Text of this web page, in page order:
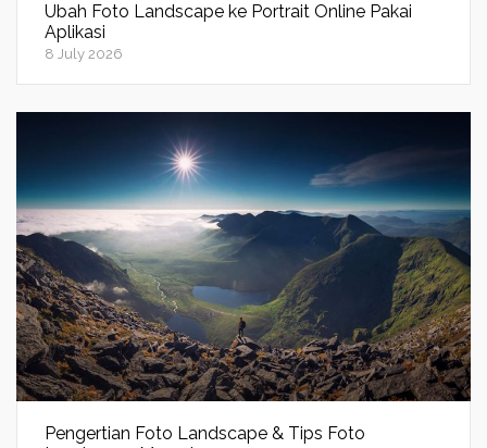
Ubah Foto Landscape ke Portrait Online Pakai
Aplikasi
8 July 2026
Pengertian Foto Landscape & Tips Foto